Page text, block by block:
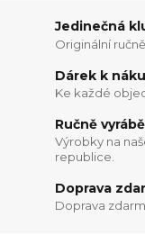
Jedinečná
Originální
Dárek k
Ke každé
Ručně
Výrobky na
republice.
Doprava
Doprava